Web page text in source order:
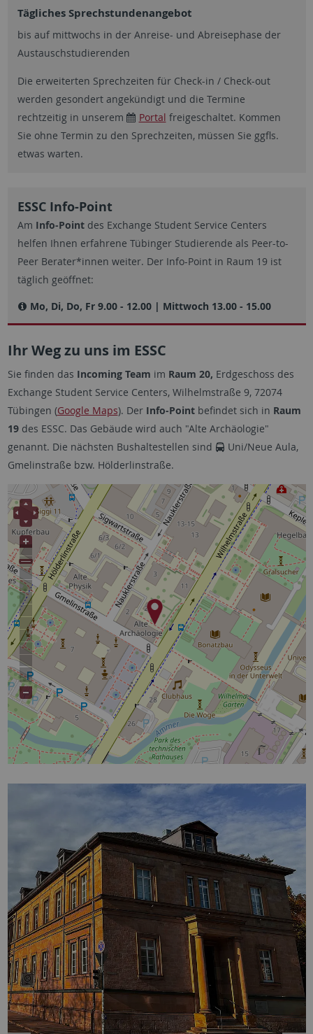
Tägliches Sprechstundenangebot
bis auf mittwochs in der Anreise- und Abreisephase der
Austauschstudierenden
Die erweiterten Sprechzeiten für Check-in / Check-out
werden gesondert angekündigt und die Termine
rechtzeitig in unserem
Portal freigeschaltet. Kommen
Sie ohne Termin zu den Sprechzeiten, müssen Sie ggfls.
etwas warten.
ESSC Info-Point
Am Info-Point des Exchange Student Service Centers
helfen Ihnen erfahrene Tübinger Studierende als Peer-to-
Peer Berater*innen weiter. Der Info-Point in Raum 19 ist
täglich geöffnet:
Mo, Di, Do, Fr 9.00 - 12.00 | Mittwoch 13.00 - 15.00
Ihr Weg zu uns im ESSC
Sie finden das Incoming Team im Raum 20, Erdgeschoss des
Exchange Student Service Centers, Wilhelmstraße 9, 72074
Tübingen (Google Maps). DerInfo-Point befindet sich in Raum
19des ESSC. Das Gebäude wird auch "Alte Archäologie"
genannt. Die nächsten Bushaltestellen sind
Uni/Neue Aula,
Gmelinstraße bzw. Hölderlinstraße.